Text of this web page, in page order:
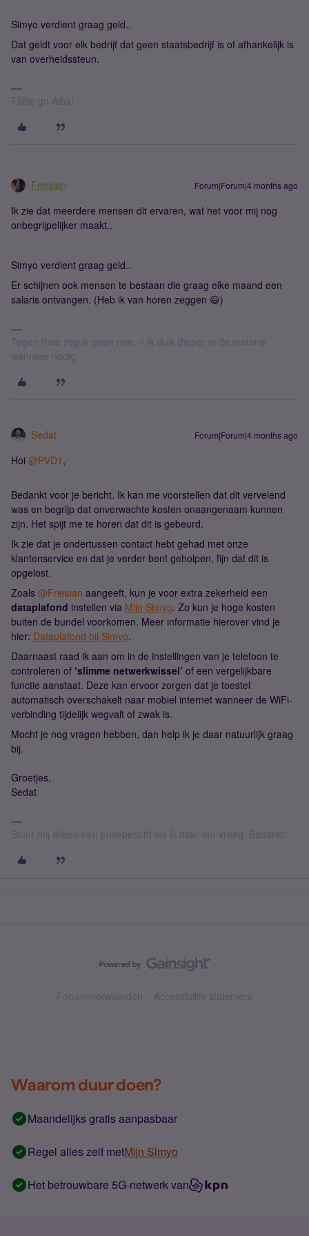
Simyo verdient graag geld..
Dat geldt voor elk bedrijf dat geen staatsbedrijf is of afhankelijk is
van overheidssteun.
Fàilte gu Alba!
Friesian Forum|Forum|4 months ago
Ik zie dat meerdere mensen dit ervaren, wat het voor mij nog
onbegrijpelijker maakt..
Simyo verdient graag geld..
Er schijnen ook mensen te bestaan die graag elke maand een
salaris ontvangen. (Heb ik van horen zeggen 😃)
Tegen thee zeg ik geen nee. // Ik duik dieper in de materie
wanneer nodig.
Sedat Forum|Forum|4 months ago
Hoi ​ @PVD1 ,
Bedankt voor je bericht. Ik kan me voorstellen dat dit vervelend
was en begrijp dat onverwachte kosten onaangenaam kunnen
zijn. Het spijt me te horen dat dit is gebeurd.
Ik zie dat je ondertussen contact hebt gehad met onze
klantenservice en dat je verder bent geholpen, fijn dat dit is
opgelost.
Zoals ​ @Friesian aangeeft, kun je voor extra zekerheid een
dataplafond instellen via Mijn Simyo. Zo kun je hoge kosten
buiten de bundel voorkomen. Meer informatie hierover vind je
hier: Dataplafond bij Simyo.
Daarnaast raad ik aan om in de instellingen van je telefoon te
controleren of ‘slimme netwerkwissel’ of een vergelijkbare
functie aanstaat. Deze kan ervoor zorgen dat je toestel
automatisch overschakelt naar mobiel internet wanneer de WiFi-
verbinding tijdelijk wegvalt of zwak is.
Mocht je nog vragen hebben, dan help ik je daar natuurlijk graag
bij.
Groetjes,
Sedat
Stuur mij alleen een privébericht als ik daar om vraag. Bedankt!
Forumvoorwaarden Accessibility statement
Waarom duur doen?
Maandelijks gratis aanpasbaar
Regel alles zelf metMijn Simyo
Het betrouwbare 5G-netwerk van